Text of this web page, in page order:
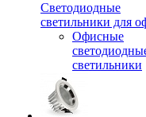
Светодиодные
светильники для
Офисные
светильники